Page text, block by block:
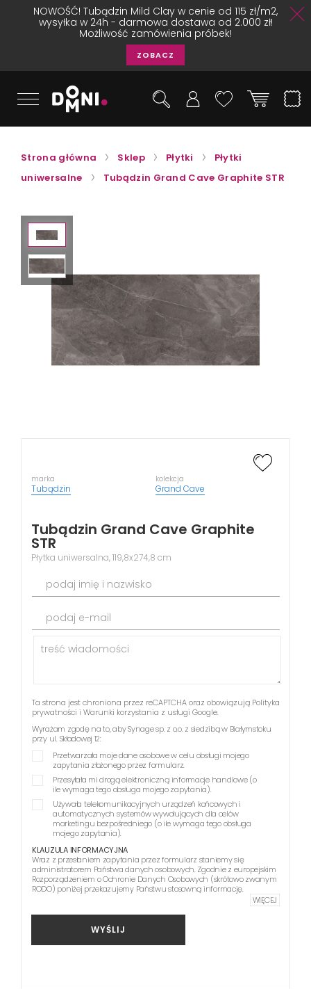
NOWOŚĆ! Tubądzin Mild Clay w cenie od 115 zł/m2,
wysyłka w 24h - darmowa dostawa od 2.000 zł!
Możliwość zamówienia próbek!
ZOBACZ
Strona główna Sklep Płytki
Płytki
uniwersalne
Tubądzin Grand Cave Graphite STR
marka
Tubądzin
kolekcja
Grand Cave
Tubądzin Grand Cave Graphite
STR
Płytka uniwersalna, 119,8x274,8 cm
podaj imię i nazwisko
podaj e-mail
Ta strona jest chroniona przez reCAPTCHA oraz obowiązują Polityka
prywatności i Warunki korzystania z usługi Google.
Wyrażam zgodę na to, aby Synage sp. z o.o. z siedzibą w Białymstoku
przy ul. Składowej 12:
Przetwarzała moje dane osobowe w celu obsługi mojego
zapytania złożonego przez formularz.
Przesyłała mi drogą elektroniczną informacje handlowe (o
ile wymaga tego obsługa mojego zapytania).
Używała telekomunikacyjnych urządzeń końcowych i
automatycznych systemów wywołujących dla celów
marketingu bezpośredniego (o ile wymaga tego obsługa
mojego zapytania).
KLAUZULA INFORMACYJNA
Wraz z przesłaniem zapytania przez formularz staniemy się
administratorem Państwa danych osobowych. Zgodnie z europejskim
Rozporządzeniem o Ochronie Danych Osobowych (skrótowo zwanym
RODO) poniżej przekazujemy Państwu stosowną informację.
WIĘCEJ
WYŚLIJ